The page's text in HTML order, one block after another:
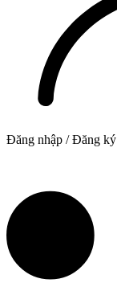
Đăng nhập / Đăng ký